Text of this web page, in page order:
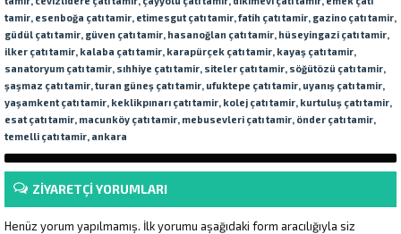
tamir, esenboğa çatı tamir, etimesgutçatı tamir, fatih çatı tamir, gazino çatı tamir,
güdül çatı tamir, güven çatı tamir, hasanoğlan çatı tamir, hüseyingazi çatı tamir,
ilker çatı tamir, kalaba çatı tamir, karapürçek çatı tamir, kayaş çatı tamir,
sanatoryum çatı tamir, sıhhiye çatı tamir, siteler çatı tamir, söğütözü çatı tamir,
şaşmaz çatı tamir, turan güneş çatı tamir, ufuktepe çatı tamir, uyanış çatı tamir,
yaşamkentçatı tamir, keklikpınarı çatı tamir, kolej çatı tamir, kurtuluş çatı tamir,
esatçatı tamir, macunköy çatı tamir, mebusevleri çatı tamir, önder çatı tamir,
temelli çatı tamir, ankara
ZİYARETÇİ YORUMLARI
Henüz yorum yapılmamış. İlk yorumu aşağıdaki form aracılığıyla siz